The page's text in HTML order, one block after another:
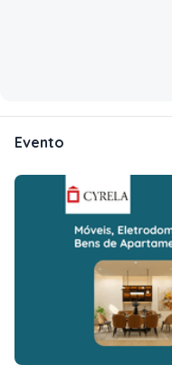
Evento